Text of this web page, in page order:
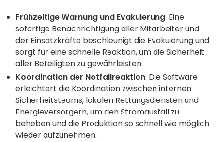
Frühzeitige Warnung und Evakuierung: Eine
sofortige Benachrichtigung aller Mitarbeiter und
der Einsatzkräfte beschleunigt die Evakuierung und
sorgt für eine schnelle Reaktion, um die Sicherheit
aller Beteiligten zu gewährleisten.
Koordination der Notfallreaktion: Die Software
erleichtert die Koordination zwischen internen
Sicherheitsteams, lokalen Rettungsdiensten und
Energieversorgern, um den Stromausfall zu
beheben und die Produktion so schnell wie möglich
wieder aufzunehmen.